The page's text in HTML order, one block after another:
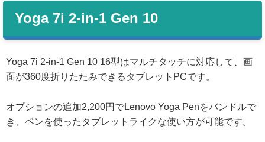
Yoga 7i 2-in-1 Gen 10
Yoga 7i 2-in-1 Gen 10 16型はマルチタッチに対応して、画
面が360度折りたたみできるタブレットPCです。
オプションの追加2,200円でLenovo Yoga Penをバンドルで
き、ペンを使ったタブレットライクな使い方が可能です。